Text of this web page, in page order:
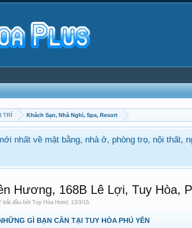
TRÍ Khách Sạn, Nhà Nghỉ, Spa, Resort
nhất về mặt bằng, nhà ở, phòng trọ, nội thất,
Hương, 168B Lê Lợi, Tuy Hòa,
' bắt đầu bởiTuy Hòa Hotel 13/3/15
GÌ BẠN CẦN TẠI TUY HÒA PHÚ YÊN